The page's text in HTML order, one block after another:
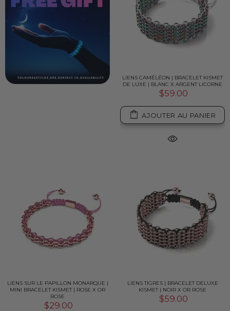
LIENS CAMÉLÉON | BRACELET KISMET
DE LUXE | BLANC X ARGENT LICORNE
$59.00
AJOUTER AU PANIER
LIENS SUR LE PAPILLON MONARQUE |
MINI BRACELET KISMET | ROSE X OR
ROSE
$29.00
LIENS TIGRES | BRACELET DELUXE
KISMET | NOIR X OR ROSE
$59.00